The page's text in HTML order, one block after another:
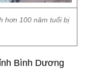
hơn 100 năm tuổi bị
Bình Dương